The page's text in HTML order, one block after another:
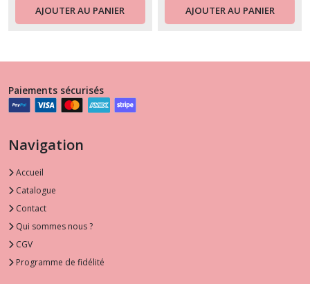
AJOUTER AU PANIER AJOUTER AU PANIER
Paiements sécurisés
Navigation
Accueil
Catalogue
Contact
Qui sommes nous ?
CGV
Programme de fidélité